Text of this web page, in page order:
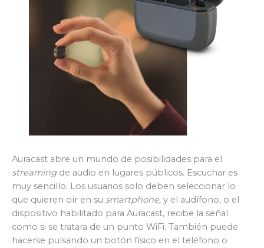
Auracast abre un mundo de posibilidades para el
streamingde audio en lugares públicos. Escuchar es
muy sencillo. Los usuarios solo deben seleccionar lo
que quieren oír en su smartphone, y el audífono, o el
dispositivo habilitado para Auracast, recibe la señal
como si se tratara de un punto WiFi. También puede
hacerse pulsando un botón físico en el teléfono o